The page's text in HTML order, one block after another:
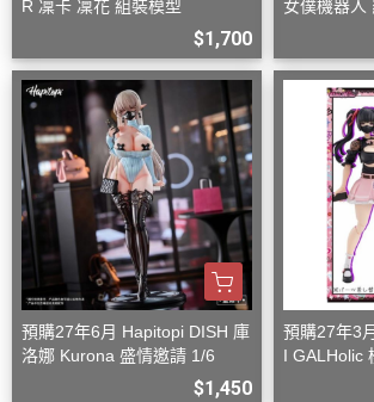
R 凜卡 凜花 組裝模型
$1,700
女僕機器人
預購27年6月 Hapitopi DISH 庫
洛娜 Kurona 盛情邀請 1/6
$1,450
預購27年3
I GALHolic